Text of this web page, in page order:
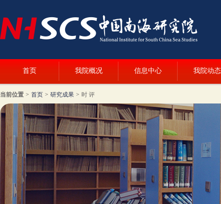
首页 我院概况 信息中心 我院动态
当前位置 > 首页 > 研究成果 > 时 评